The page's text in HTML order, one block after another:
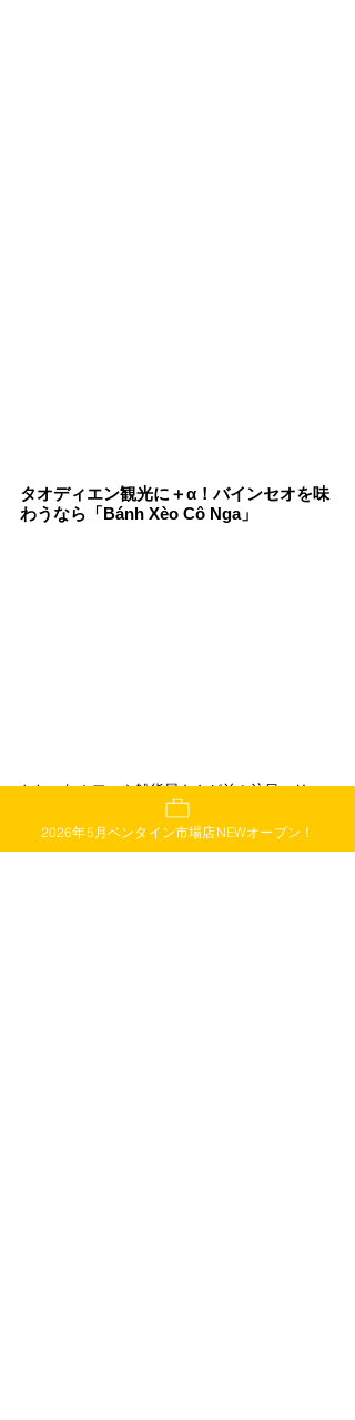
タオディエン観光に＋α！バインセオを味
わうなら「Bánh Xèo Cô Nga」
おしゃれカフェや雑貨屋さんが並ぶ注目エリ
ア・タオディエン。そんな観光スポットを巡っ
たあとは、ちょっとローカルな食体験を加えて
2026年5月ベンタイン市場店NEWオープン！